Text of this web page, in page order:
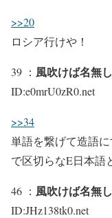
>>20
ロシア行けや！
39 ： 風吹けば名無し
ID:e0mrU0zR0.net
>>34
単語を繋げて造語
で区切らなE日本語
46 ： 風吹けば名無し
ID:JHz138tk0.net